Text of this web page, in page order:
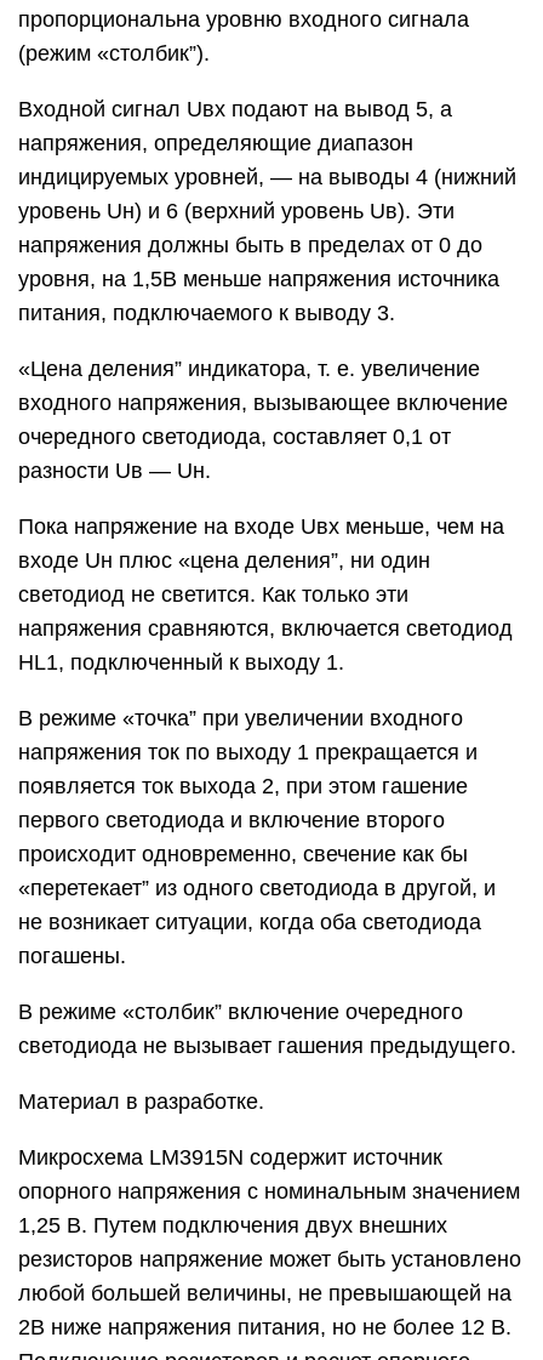
пропорциональна уровню входного сигнала
(режим «столбик”).
Входной сигнал Uвх подают на вывод 5, а
напряжения, определяющие диапазон
индицируемых уровней, — на выводы 4 (нижний
уровень Uн) и 6 (верхний уровень Uв). Эти
напряжения должны быть в пределах от 0 до
уровня, на 1,5В меньше напряжения источника
питания, подключаемого к выводу 3.
«Цена деления” индикатора, т. е. увеличение
входного напряжения, вызывающее включение
очередного светодиода, составляет 0,1 от
разности Uв — Uн.
Пока напряжение на входе Uвх меньше, чем на
входе Uн плюс «цена деления”, ни один
светодиод не светится. Как только эти
напряжения сравняются, включается светодиод
HL1, подключенный к выходу 1.
В режиме «точка” при увеличении входного
напряжения ток по выходу 1 прекращается и
появляется ток выхода 2, при этом гашение
первого светодиода и включение второго
происходит одновременно, свечение как бы
«перетекает” из одного светодиода в другой, и
не возникает ситуации, когда оба светодиода
погашены.
В режиме «столбик” включение очередного
светодиода не вызывает гашения предыдущего.
Материал в разработке.
Микросхема LM3915N содержит источник
опорного напряжения с номинальным значением
1,25 В. Путем подключения двух внешних
резисторов напряжение может быть установлено
любой большей величины, не превышающей на
2В ниже напряжения питания, но не более 12 В.